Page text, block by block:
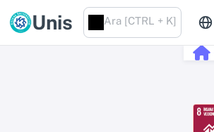
Unis Ara [CTRL + K]